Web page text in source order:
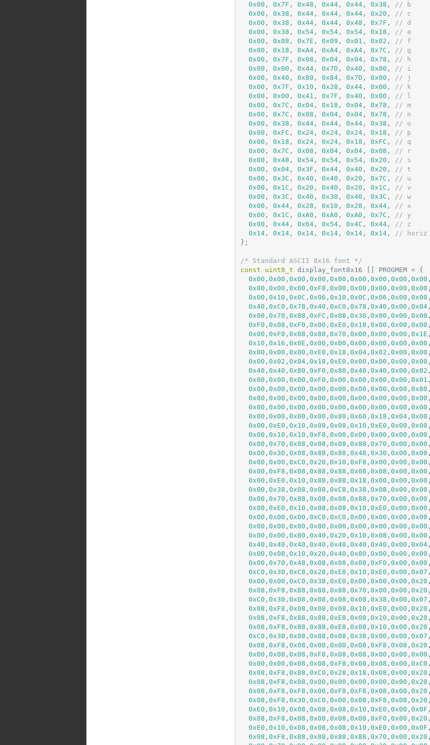
0x00 , 0x7F , 0x48 , 0x44, 0x44, 0x38 ,
// b
0x00 , 0x38 , 0x44, 0x44, 0x44, 0x20 ,
// c
0x00 , 0x38 , 0x44, 0x44, 0x48 , 0x7F ,
// d
0x00 , 0x38 , 0x54, 0x54, 0x54, 0x18 ,
// e
0x00 , 0x08 , 0x7E , 0x09 , 0x01 , 0x02 ,
// f
0x00 , 0x18 , 0xA4, 0xA4, 0xA4, 0x7C ,
// g
0x00 , 0x7F , 0x08 , 0x04, 0x04, 0x78 ,
// h
0x00 , 0x00 , 0x44, 0x7D , 0x40 , 0x00 ,
// i
0x00 , 0x40 , 0x80 , 0x84, 0x7D , 0x00 ,
// j
0x00 , 0x7F , 0x10 , 0x28 , 0x44, 0x00 ,
// k
0x00 , 0x00 , 0x41 , 0x7F , 0x40 , 0x00 ,
// l
0x00 , 0x7C , 0x04, 0x18 , 0x04, 0x78 ,
// m
0x00 , 0x7C , 0x08 , 0x04, 0x04, 0x78 ,
// n
0x00 , 0x38 , 0x44, 0x44, 0x44, 0x38 ,
// o
0x00 , 0xFC , 0x24, 0x24, 0x24, 0x18 ,
// p
0x00 , 0x18 , 0x24, 0x24, 0x18 , 0xFC ,
// q
0x00 , 0x7C , 0x08 , 0x04, 0x04, 0x08 ,
// r
0x00 , 0x48 , 0x54, 0x54, 0x54, 0x20 ,
// s
0x00 , 0x04, 0x3F , 0x44, 0x40 , 0x20 ,
// t
0x00 , 0x3C , 0x40 , 0x40 , 0x20 , 0x7C ,
// u
0x00 , 0x1C , 0x20 , 0x40 , 0x20 , 0x1C ,
// v
0x00 , 0x3C , 0x40 , 0x30 , 0x40 , 0x3C ,
// w
0x00 , 0x44, 0x28 , 0x10 , 0x28 , 0x44,
// x
0x00 , 0x1C , 0xA0 , 0xA0 , 0xA0 , 0x7C ,
// y
0x00 , 0x44, 0x64, 0x54, 0x4C , 0x44,
// z
0x14, 0x14, 0x14, 0x14, 0x14, 0x14,
// horiz
};
/* Standard ASCII 8x16 font */
const
uint8_t display_font8x16 [] PROGMEM = {
0x00 , 0x00 , 0x00 , 0x00 , 0x00 , 0x00 , 0x00 , 0x00 , 0x00 ,
0x00 , 0x00 , 0x00 , 0xF8 , 0x00 , 0x00 , 0x00 , 0x00 , 0x00 ,
0x00 , 0x10 , 0x0C , 0x06 , 0x10 , 0x0C , 0x06 , 0x00 , 0x00 ,
0x40 , 0xC0 , 0x78 , 0x40 , 0xC0 , 0x78 , 0x40 , 0x00 , 0x04,
0x00 , 0x70 , 0x88 , 0xFC , 0x08 , 0x30 , 0x00 , 0x00 , 0x00 ,
0xF0 , 0x08 , 0xF0 , 0x00 , 0xE0 , 0x18 , 0x00 , 0x00 , 0x00 ,
0x00 , 0xF0 , 0x08 , 0x88 , 0x70 , 0x00 , 0x00 , 0x00 , 0x1E ,
0x10 , 0x16 , 0x0E , 0x00 , 0x00 , 0x00 , 0x00 , 0x00 , 0x00 ,
0x00 , 0x00 , 0x00 , 0xE0 , 0x18 , 0x04, 0x02 , 0x00 , 0x00 ,
0x00 , 0x02 , 0x04, 0x18 , 0xE0 , 0x00 , 0x00 , 0x00 , 0x00 ,
0x40 , 0x40 , 0x80 , 0xF0 , 0x80 , 0x40 , 0x40 , 0x00 , 0x02 ,
0x00 , 0x00 , 0x00 , 0xF0 , 0x00 , 0x00 , 0x00 , 0x00 , 0x01 ,
0x00 , 0x00 , 0x00 , 0x00 , 0x00 , 0x00 , 0x00 , 0x00 , 0x80 ,
0x00 , 0x00 , 0x00 , 0x00 , 0x00 , 0x00 , 0x00 , 0x00 , 0x00 ,
0x00 , 0x00 , 0x00 , 0x00 , 0x00 , 0x00 , 0x00 , 0x00 , 0x00 ,
0x00 , 0x00 , 0x00 , 0x00 , 0x80 , 0x60 , 0x18 , 0x04, 0x00 ,
0x00 , 0xE0 , 0x10 , 0x08 , 0x08 , 0x10 , 0xE0 , 0x00 , 0x00 ,
0x00 , 0x10 , 0x10 , 0xF8 , 0x00 , 0x00 , 0x00 , 0x00 , 0x00 ,
0x00 , 0x70 , 0x08 , 0x08 , 0x08 , 0x88 , 0x70 , 0x00 , 0x00 ,
0x00 , 0x30 , 0x08 , 0x88 , 0x88 , 0x48 , 0x30 , 0x00 , 0x00 ,
0x00 , 0x00 , 0xC0 , 0x20 , 0x10 , 0xF8 , 0x00 , 0x00 , 0x00 ,
0x00 , 0xF8 , 0x08 , 0x88 , 0x88 , 0x08 , 0x08 , 0x00 , 0x00 ,
0x00 , 0xE0 , 0x10 , 0x88 , 0x88 , 0x18 , 0x00 , 0x00 , 0x00 ,
0x00 , 0x38 , 0x08 , 0x08 , 0xC8 , 0x38 , 0x08 , 0x00 , 0x00 ,
0x00 , 0x70 , 0x88 , 0x08 , 0x08 , 0x88 , 0x70 , 0x00 , 0x00 ,
0x00 , 0xE0 , 0x10 , 0x08 , 0x08 , 0x10 , 0xE0 , 0x00 , 0x00 ,
0x00 , 0x00 , 0x00 , 0xC0 , 0xC0 , 0x00 , 0x00 , 0x00 , 0x00 ,
0x00 , 0x00 , 0x00 , 0x80 , 0x00 , 0x00 , 0x00 , 0x00 , 0x00 ,
0x00 , 0x00 , 0x80 , 0x40 , 0x20 , 0x10 , 0x08 , 0x00 , 0x00 ,
0x40 , 0x40 , 0x40 , 0x40 , 0x40 , 0x40 , 0x40 , 0x00 , 0x04,
0x00 , 0x08 , 0x10 , 0x20 , 0x40 , 0x80 , 0x00 , 0x00 , 0x00 ,
0x00 , 0x70 , 0x48 , 0x08 , 0x08 , 0x08 , 0xF0 , 0x00 , 0x00 ,
0xC0 , 0x30 , 0xC8 , 0x28 , 0xE8 , 0x10 , 0xE0 , 0x00 , 0x07 ,
0x00 , 0x00 , 0xC0 , 0x38 , 0xE0 , 0x00 , 0x00 , 0x00 , 0x20 ,
0x08 , 0xF8 , 0x88 , 0x88 , 0x88 , 0x70 , 0x00 , 0x00 , 0x20 ,
0xC0 , 0x30 , 0x08 , 0x08 , 0x08 , 0x08 , 0x38 , 0x00 , 0x07 ,
0x08 , 0xF8 , 0x08 , 0x08 , 0x08 , 0x10 , 0xE0 , 0x00 , 0x20 ,
0x08 , 0xF8 , 0x88 , 0x88 , 0xE8 , 0x08 , 0x10 , 0x00 , 0x20 ,
0x08 , 0xF8 , 0x88 , 0x88 , 0xE8 , 0x08 , 0x10 , 0x00 , 0x20 ,
0xC0 , 0x30 , 0x08 , 0x08 , 0x08 , 0x38 , 0x00 , 0x00 , 0x07 ,
0x08 , 0xF8 , 0x08 , 0x00 , 0x00 , 0x08 , 0xF8 , 0x08 , 0x20 ,
0x00 , 0x08 , 0x08 , 0xF8 , 0x08 , 0x08 , 0x00 , 0x00 , 0x00 ,
0x00 , 0x00 , 0x08 , 0x08 , 0xF8 , 0x08 , 0x08 , 0x00 , 0xC0 ,
0x08 , 0xF8 , 0x88 , 0xC0 , 0x28 , 0x18 , 0x08 , 0x00 , 0x20 ,
0x08 , 0xF8 , 0x08 , 0x00 , 0x00 , 0x00 , 0x00 , 0x00 , 0x20 ,
0x08 , 0xF8 , 0xF8 , 0x00 , 0xF8 , 0xF8 , 0x08 , 0x00 , 0x20 ,
0x08 , 0xF8 , 0x30 , 0xC0 , 0x00 , 0x08 , 0xF8 , 0x08 , 0x20 ,
0xE0 , 0x10 , 0x08 , 0x08 , 0x08 , 0x10 , 0xE0 , 0x00 , 0x0F ,
0x08 , 0xF8 , 0x08 , 0x08 , 0x08 , 0x08 , 0xF0 , 0x00 , 0x20 ,
0xE0 , 0x10 , 0x08 , 0x08 , 0x08 , 0x10 , 0xE0 , 0x00 , 0x0F ,
0x08 , 0xF8 , 0x88 , 0x88 , 0x88 , 0x88 , 0x70 , 0x00 , 0x20 ,